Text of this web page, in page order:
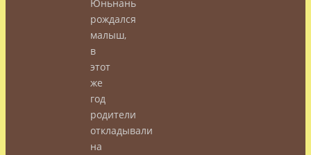
Юньнань
рождался
малыш,
в
этот
же
год
родители
откладывали
на